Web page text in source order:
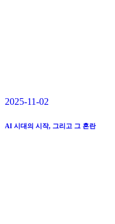
2025-11-02
AI 시대의 시작, 그리고 그 혼란